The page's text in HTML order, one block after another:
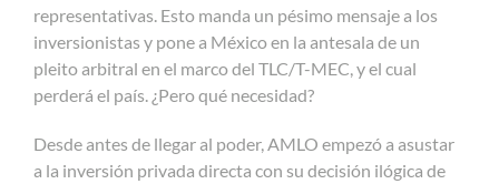
representativas. Esto manda un pésimo mensaje a los
inversionistas y pone a México en la antesala de un
pleito arbitral en el marco del TLC/T-MEC, y el cual
perderá el país. ¿Pero qué necesidad?
Desde antes de llegar al poder, AMLO empezó a asustar
a la inversión privada directa con su decisión ilógica de